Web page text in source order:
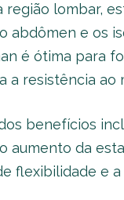
região lombar,
abdômen e os
é ótima para
a resistência ao
benefícios
aumento da
flexibilidade e